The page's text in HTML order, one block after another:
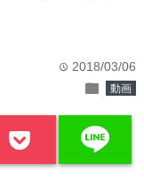
time 2018/03/06
folder 動画
line